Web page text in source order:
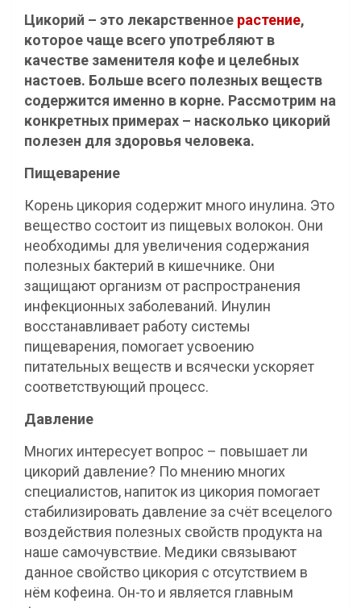
Цикорий – это лекарственное растение,
которое чаще всего употребляют в
качестве заменителя кофе и целебных
настоев. Больше всего полезных веществ
содержится именно в корне. Рассмотрим на
конкретных примерах – насколько цикорий
полезен для здоровья человека.
Пищеварение
Корень цикория содержит много инулина. Это
вещество состоит из пищевых волокон. Они
необходимы для увеличения содержания
полезных бактерий в кишечнике. Они
защищают организм от распространения
инфекционных заболеваний. Инулин
восстанавливает работу системы
пищеварения, помогает усвоению
питательных веществ и всячески ускоряет
соответствующий процесс.
Давление
Многих интересует вопрос – повышает ли
цикорий давление? По мнению многих
специалистов, напиток из цикория помогает
стабилизировать давление за счёт всецелого
воздействия полезных свойств продукта на
наше самочувствие. Медики связывают
данное свойство цикория с отсутствием в
нём кофеина. Он-то и является главным